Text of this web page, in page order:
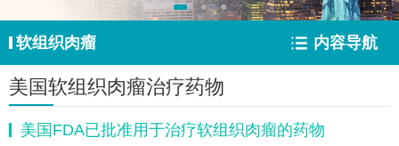
软组织肉瘤 内容导航
美国软组织肉瘤治疗药物
美国FDA已批准用于治疗软组织肉瘤的药物